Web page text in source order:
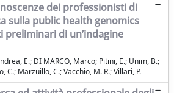
dei professionisti di
sulla public health genomics
preliminari di un’indagine
E.; DI MARCO, Marco; Pitini, E.; Unim, B.;
C.; Marzuillo, C.; Vacchio, M. R.; Villari, P.